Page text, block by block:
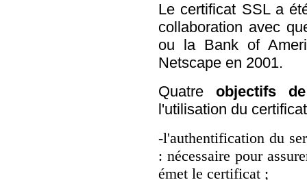
Le certificat SSL a
collaboration avec
ou la Bank of
Netscape en 2001.
Quatre objectifs
l'utilisation du
-l'authentification du
: nécessaire pour
émet le certificat ;